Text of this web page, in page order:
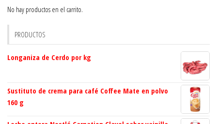
No hay productos en el carrito.
PRODUCTOS
Longaniza de Cerdo por kg
Sustituto de crema para café Coffee Mate en polvo
160 g